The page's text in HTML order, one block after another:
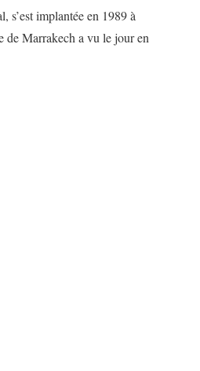
s’est implantée en 1989 à
de Marrakech a vu le jour en